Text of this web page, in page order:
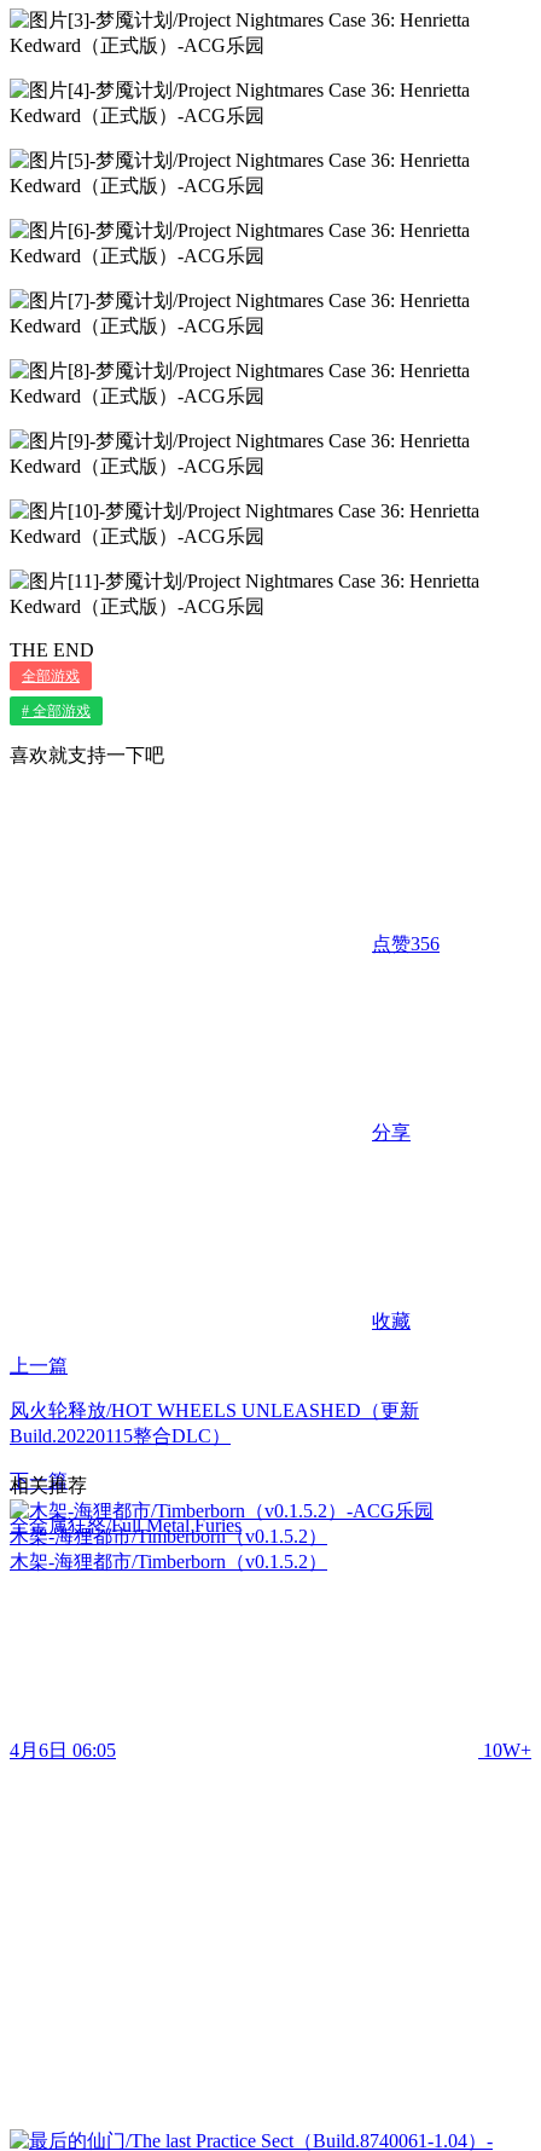
THE END
全部游戏
# 全部游戏
喜欢就支持一下吧
点赞356
分享
收藏
上一篇
风火轮释放/HOT WHEELS UNLEASHED（更新
Build.20220115整合DLC）
下一篇
全金属狂怒/Full Metal Furies
相关推荐
木架-海狸都市/Timberborn（v0.1.5.2）
木架-海狸都市/Timberborn（v0.1.5.2）
4月6日 06:05 10W+